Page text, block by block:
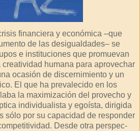
financiera y económica –que
de las desigualdades– se
e instituciones que promuevan
creatividad humana para aprovechar
ocasión de discernimiento y un
El que ha prevalecido en los
la maximización del provecho y
individualista y egoísta, dirigida
sólo por su capacidad de responder
Desde otra perspec-